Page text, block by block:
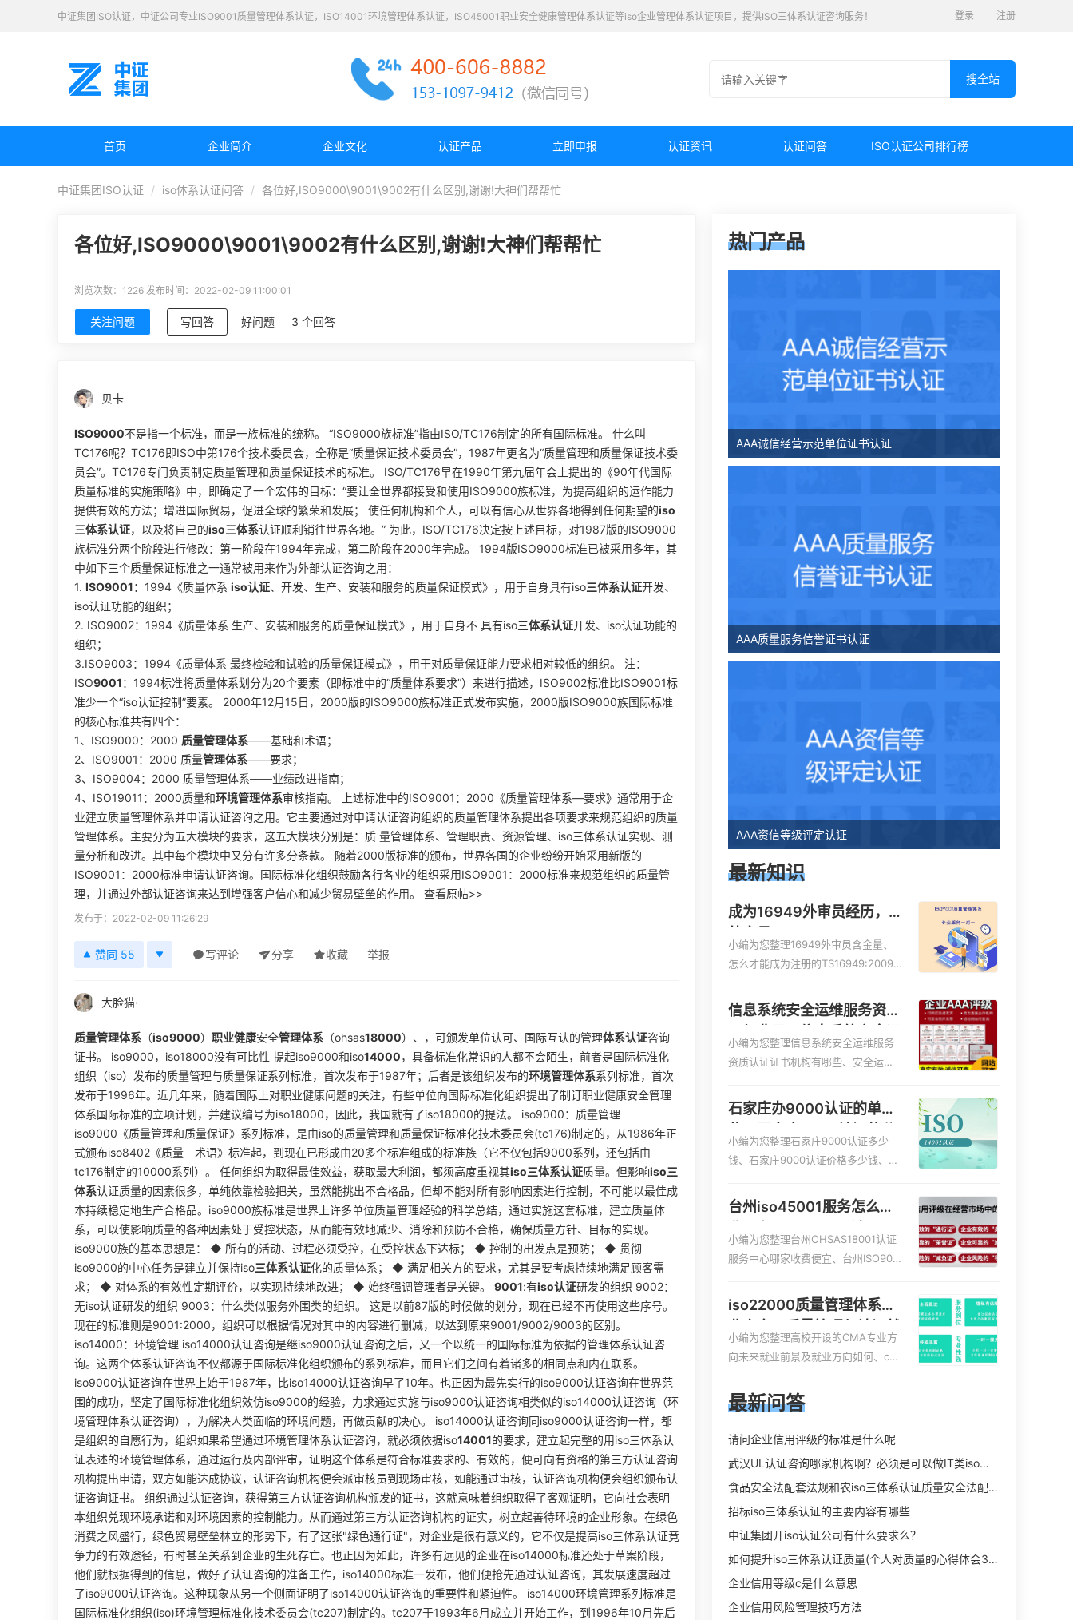
中证集团ISO认证，中证公司专业ISO9001质量管理体系认证，ISO14001环境管理体系认证，ISO45001职业安全健康管理体系认证等iso企业管理体系认证项目，提供ISO三体系认证咨询服务！ 登录 注册
首页 企业简介 企业文化 认证产品 立即申报 认证资讯 认证问答 ISO认证公司排行榜
中证集团ISO认证 iso体系认证问答 各位好,ISO9000\9001\9002有什么区别,谢谢!大神们帮帮忙
各位好,ISO9000\9001\9002有什么区别,谢谢!大神们帮帮忙
浏览次数：1226 发布时间：2022-02-09 11:00:01
关注问题 写回答 好问题 3 个回答
贝卡
ISO9000不是指一个标准，而是一族标准的统称。 “ISO9000族标准”指由ISO/TC176制定的所有国际标准。 什么叫
TC176呢？TC176即ISO中第176个技术委员会，全称是“质量保证技术委员会”，1987年更名为“质量管理和质量保证技术委
员会”。TC176专门负责制定质量管理和质量保证技术的标准。 ISO/TC176早在1990年第九届年会上提出的《90年代国际
质量标准的实施策略》中，即确定了一个宏伟的目标：“要让全世界都接受和使用ISO9000族标准，为提高组织的运作能力
提供有效的方法；增进国际贸易，促进全球的繁荣和发展； 使任何机构和个人，可以有信心从世界各地得到任何期望的iso
三体系认证，以及将自己的iso三体系认证顺利销往世界各地。” 为此，ISO/TC176决定按上述目标，对1987版的ISO9000
族标准分两个阶段进行修改：第一阶段在1994年完成，第二阶段在2000年完成。 1994版ISO9000标准已被采用多年，其
中如下三个质量保证标准之一通常被用来作为外部认证咨询之用：
1. ISO9001：1994《质量体系 iso认证、开发、生产、安装和服务的质量保证模式》，用于自身具有iso三体系认证开发、
iso认证功能的组织；
2. ISO9002：1994《质量体系 生产、安装和服务的质量保证模式》，用于自身不 具有iso三体系认证开发、iso认证功能的
组织；
3.ISO9003：1994《质量体系 最终检验和试验的质量保证模式》，用于对质量保证能力要求相对较低的组织。 注：
ISO9001：1994标准将质量体系划分为20个要素（即标准中的“质量体系要求”）来进行描述，ISO9002标准比ISO9001标
准少一个“iso认证控制”要素。 2000年12月15日，2000版的ISO9000族标准正式发布实施，2000版ISO9000族国际标准
的核心标准共有四个：
1、ISO9000：2000 质量管理体系——基础和术语；
2、ISO9001：2000 质量管理体系——要求；
3、ISO9004：2000 质量管理体系——业绩改进指南；
4、ISO19011：2000质量和环境管理体系审核指南。 上述标准中的ISO9001：2000《质量管理体系—要求》通常用于企
业建立质量管理体系并申请认证咨询之用。它主要通过对申请认证咨询组织的质量管理体系提出各项要求来规范组织的质量
管理体系。主要分为五大模块的要求，这五大模块分别是：质 量管理体系、管理职责、资源管理、iso三体系认证实现、测
量分析和改进。其中每个模块中又分有许多分条款。 随着2000版标准的颁布，世界各国的企业纷纷开始采用新版的
ISO9001：2000标准申请认证咨询。国际标准化组织鼓励各行各业的组织采用ISO9001：2000标准来规范组织的质量管
理，并通过外部认证咨询来达到增强客户信心和减少贸易壁垒的作用。 查看原帖>>
发布于：2022-02-09 11:26:29
赞同 55 写评论 分享 收藏 举报
大脸猫·
质量管理体系 （iso9000） 职业健康安全管理体系 （ohsas18000）、，可颁发单位认可、国际互认的管理体系认证咨询
证书。 iso9000，iso18000没有可比性 提起iso9000和iso14000，具备标准化常识的人都不会陌生，前者是国际标准化
组织（iso）发布的质量管理与质量保证系列标准，首次发布于1987年；后者是该组织发布的环境管理体系系列标准，首次
发布于1996年。近几年来，随着国际上对职业健康问题的关注，有些单位向国际标准化组织提出了制订职业健康安全管理
体系国际标准的立项计划，并建议编号为iso18000，因此，我国就有了iso18000的提法。 iso9000：质量管理
iso9000《质量管理和质量保证》系列标准，是由iso的质量管理和质量保证标准化技术委员会(tc176)制定的，从1986年正
式颁布iso8402《质量－术语》标准起，到现在已形成由20多个标准组成的标准族（它不仅包括9000系列，还包括由
tc176制定的10000系列）。 任何组织为取得最佳效益，获取最大利润，都须高度重视其iso三体系认证质量。但影响iso三
体系认证质量的因素很多，单纯依靠检验把关，虽然能挑出不合格品，但却不能对所有影响因素进行控制，不可能以最佳成
本持续稳定地生产合格品。iso9000族标准是世界上许多单位质量管理经验的科学总结，通过实施这套标准，建立质量体
系，可以使影响质量的各种因素处于受控状态，从而能有效地减少、消除和预防不合格，确保质量方针、目标的实现。
iso9000族的基本思想是： ◆ 所有的活动、过程必须受控，在受控状态下达标； ◆ 控制的出发点是预防； ◆ 贯彻
iso9000的中心任务是建立并保持iso三体系认证化的质量体系； ◆ 满足相关方的要求，尤其是要考虑持续地满足顾客需
求； ◆ 对体系的有效性定期评价，以实现持续地改进； ◆ 始终强调管理者是关键。 9001:有iso认证研发的组织 9002：
无iso认证研发的组织 9003：什么类似服务外围类的组织。 这是以前87版的时候做的划分，现在已经不再使用这些序号。
现在的标准则是9001:2000，组织可以根据情况对其中的内容进行删减，以达到原来9001/9002/9003的区别。
iso14000：环境管理 iso14000认证咨询是继iso9000认证咨询之后，又一个以统一的国际标准为依据的管理体系认证咨
询。这两个体系认证咨询不仅都源于国际标准化组织颁布的系列标准，而且它们之间有着诸多的相同点和内在联系。
iso9000认证咨询在世界上始于1987年，比iso14000认证咨询早了10年。也正因为最先实行的iso9000认证咨询在世界范
围的成功，坚定了国际标准化组织效仿iso9000的经验，力求通过实施与iso9000认证咨询相类似的iso14000认证咨询（环
境管理体系认证咨询），为解决人类面临的环境问题，再做贡献的决心。 iso14000认证咨询同iso9000认证咨询一样，都
是组织的自愿行为，组织如果希望通过环境管理体系认证咨询，就必须依据iso14001的要求，建立起完整的用iso三体系认
证表述的环境管理体系，通过运行及内部评审，证明这个体系是符合标准要求的、有效的，便可向有资格的第三方认证咨询
机构提出申请，双方如能达成协议，认证咨询机构便会派审核员到现场审核，如能通过审核，认证咨询机构便会组织颁布认
证咨询证书。 组织通过认证咨询，获得第三方认证咨询机构颁发的证书，这就意味着组织取得了客观证明，它向社会表明
本组织兑现环境承诺和对环境因素的控制能力。从而通过第三方认证咨询机构的证实，树立起善待环境的企业形象。在绿色
消费之风盛行，绿色贸易壁垒林立的形势下，有了这张"绿色通行证"，对企业是很有意义的，它不仅是提高iso三体系认证竞
争力的有效途径，有时甚至关系到企业的生死存亡。也正因为如此，许多有远见的企业在iso14000标准还处于草案阶段，
他们就根据得到的信息，做好了认证咨询的准备工作，iso14000标准一发布，他们便抢先通过认证咨询，其发展速度超过
了iso9000认证咨询。这种现象从另一个侧面证明了iso14000认证咨询的重要性和紧迫性。 iso14000环境管理系列标准是
国际标准化组织(iso)环境管理标准化技术委员会(tc207)制定的。tc207于1993年6月成立并开始工作，到1996年10月先后
热门产品
AAA诚信经营示范单位证书认证
AAA质量服务信誉证书认证
AAA资信等级评定认证
最新知识
成为16949外审员经历，
小编为您整理16949外审员含金量、
怎么才能成为注册的TS16949:2009
过不了解具体情况、iso9000外审
员、SA8000外审员培训相关iso体系
认证知识，详情可查看下方正文！
信息系统安全运维服务资质
维服务资质二级
小编为您整理信息系统安全运维服务
资质认证证书机构有哪些、安全运维
服务资质哪家便宜、安全运维服务资
质认证哪家效率高、信息系统安全集
成服务资质认证的申请书相关iso体系
认证知识，详情可查看下方正文！
石家庄办9000认证的单
司
小编为您整理石家庄9000认证多少
钱、石家庄9000认证价格多少钱、石
00认证价格贵吗、石家庄9000认证费
用大概多钱相关iso体系认证知识，详
情可查看下方正文！
台州iso45001服务怎么收
务怎么收费
小编为您整理台州OHSAS18001认证
服务中心哪家收费便宜、台州ISO900
E认证,台州机械机电CE认证、CE认证
怎么收费、温州科普ISO45001职业健
康安全管理体系认证收费标准是什么
相关iso体系认证知识，详情可查看下
iso22000质量管理体系就
业方向
小编为您整理高校开设的CMA专业方
向未来就业前景及就业方向如何、cm
的就业方向、cpa和cma未来就业方
向、大学生考完cma，就哪些就业方
向相关iso体系认证知识，详情可查看
最新问答
请问企业信用评级的标准是什么呢
武汉UL认证咨询哪家机构啊？必须是可以做IT类iso三体系认证UL认证的机构？
食品安全法配套法规和农iso三体系认证质量安全法配套法规分别是什么？
招标iso三体系认证的主要内容有哪些
中证集团开iso认证公司有什么要求么？
如何提升iso三体系认证质量(个人对质量的心得体会300字)
企业信用等级c是什么意思
企业信用风险管理技巧方法